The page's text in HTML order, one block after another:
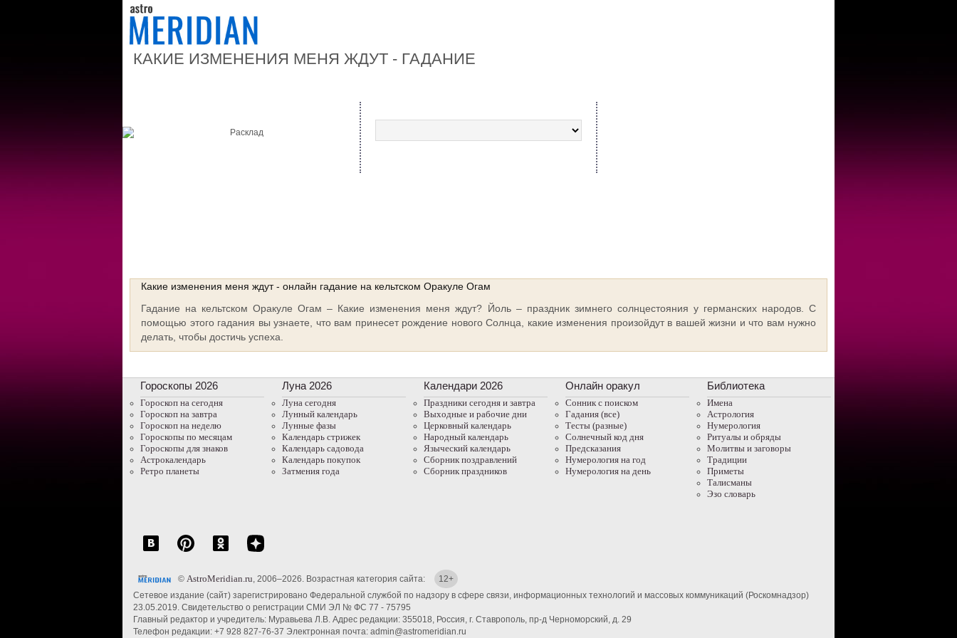
КАКИЕ ИЗМЕНЕНИЯ МЕНЯ ЖДУТ - ГАДАНИЕ
Какие изменения меня ждут - онлайн гадание на кельтском Оракуле Огам
Гадание на кельтском Оракуле Огам – Какие изменения меня ждут? Йоль – праздник зимнего солнцестояния у германских народов. С
помощью этого гадания вы узнаете, что вам принесет рождение нового Солнца, какие изменения произойдут в вашей жизни и что вам нужно
делать, чтобы достичь успеха.
Гороскопы 2026
Гороскоп на сегодня
Гороскоп на завтра
Гороскоп на неделю
Гороскопы по месяцам
Гороскопы для знаков
Астрокалендарь
Ретро планеты
Луна 2026
Луна сегодня
Лунный календарь
Лунные фазы
Календарь стрижек
Календарь садовода
Календарь покупок
Затмения года
Календари 2026
Праздники сегодня и завтра
Выходные и рабочие дни
Церковный календарь
Народный календарь
Языческий календарь
Сборник поздравлений
Сборник праздников
Онлайн оракул
Cонник с поиском
Гадания (все)
Тесты (разные)
Солнечный код дня
Предсказания
Нумерология на год
Нумерология на день
Библиотека
Имена
Астрология
Нумерология
Ритуалы и обряды
Молитвы и заговоры
Традиции
Приметы
Талисманы
Эзо словарь
© AstroMeridian.ru , 2006–2026. Возрастная категория сайта:
12+
Сетевое издание (сайт) зарегистрировано Федеральной службой по надзору в сфере связи, информационных технологий и массовых коммуникаций (Роскомнадзор)
23.05.2019. Свидетельство о регистрации СМИ ЭЛ № ФС 77 - 75795
Главный редактор и учредитель: Муравьева Л.В. Адрес редакции: 355018, Россия, г. Ставрополь, пр-д Черноморский, д. 29
Телефон редакции: +7 928 827-76-37 Электронная почта: admin@astromeridian.ru